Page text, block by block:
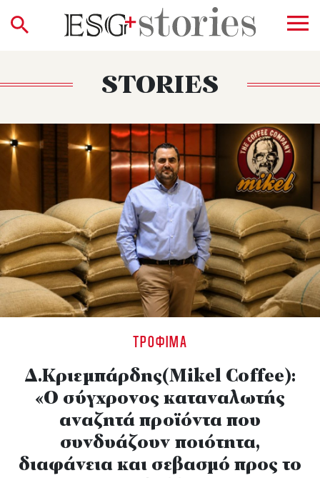
STORIES
ΤΡΌΦΙΜΑ
Δ.Κριεμπάρδης(Mikel Coffee):
«Ο σύγχρονος καταναλωτής
αναζητά προϊόντα που
συνδυάζουν ποιότητα,
διαφάνεια και σεβασμό προς το